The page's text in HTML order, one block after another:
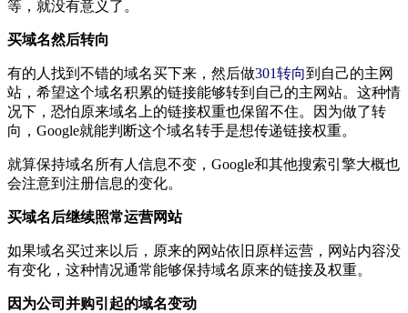
等，就没有意义了。
买域名然后转向
有的人找到不错的域名买下来，然后做301转向到自己的主网
站，希望这个域名积累的链接能够转到自己的主网站。这种情
况下，恐怕原来域名上的链接权重也保留不住。因为做了转
向，Google就能判断这个域名转手是想传递链接权重。
就算保持域名所有人信息不变，Google和其他搜索引擎大概也
会注意到注册信息的变化。
买域名后继续照常运营网站
如果域名买过来以后，原来的网站依旧原样运营，网站内容没
有变化，这种情况通常能够保持域名原来的链接及权重。
因为公司并购引起的域名变动